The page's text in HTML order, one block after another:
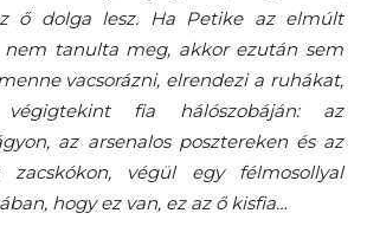
ő dolga lesz. Ha Petike az elmúlt
tanulta meg, akkor ezután sem
vacsorázni, elrendezi a ruhákat,
fia hálószobáján: az
az arsenalos posztereken és az
zacskókon, végül egy félmosollyal
hogy ez van, ez az ő kisfia…